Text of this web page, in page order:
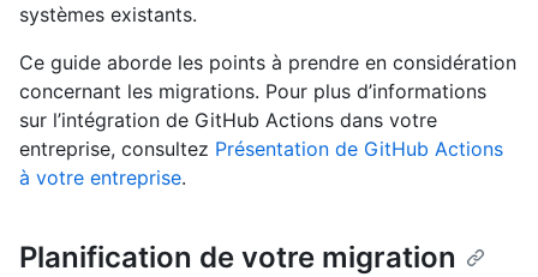
systèmes existants.
Ce guide aborde les points à prendre en considération
concernant les migrations. Pour plus d’informations
sur l’intégration de GitHub Actions dans votre
entreprise, consultez Présentation de GitHub Actions
à votre entreprise.
Planification de votre migration